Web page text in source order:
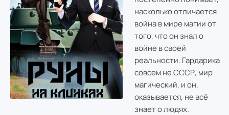
насколько отличается
война в мире магии от
того, что он знал о
войне в своей
реальности. Гардарика
совсем не СССР, мир
магический, и он,
оказывается, не всё
знает о людях.